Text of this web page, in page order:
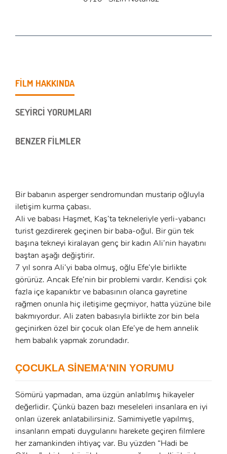
x
FİLM HAKKINDA
SEYİRCİ YORUMLARI
BENZER FİLMLER
Bir babanın asperger sendromundan mustarip oğluyla
iletişim kurma çabası.
Ali ve babası Haşmet, Kaş’ta tekneleriyle yerli-yabancı
turist gezdirerek geçinen bir baba-oğul. Bir gün tek
başına tekneyi kiralayan genç bir kadın Ali’nin hayatını
baştan aşağı değiştirir.
7 yıl sonra Ali’yi baba olmuş, oğlu Efe’yle birlikte
görürüz. Ancak Efe’nin bir problemi vardır. Kendisi çok
fazla içe kapanıktır ve babasının olanca gayretine
rağmen onunla hiç iletişime geçmiyor, hatta yüzüne bile
bakmıyordur. Ali zaten babasıyla birlikte zor bin bela
geçinirken özel bir çocuk olan Efe’ye de hem annelik
hem babalık yapmak zorundadır.
ÇOCUKLA SİNEMA'NIN YORUMU
Sömürü yapmadan, ama üzgün anlatılmış hikayeler
değerlidir. Çünkü bazen bazı meseleleri insanlara en iyi
onları üzerek anlatabilirsiniz. Samimiyetle yapılmış,
insanların empati duygularını harekete geçiren filmlere
her zamankinden ihtiyaç var. Bu yüzden “Hadi be